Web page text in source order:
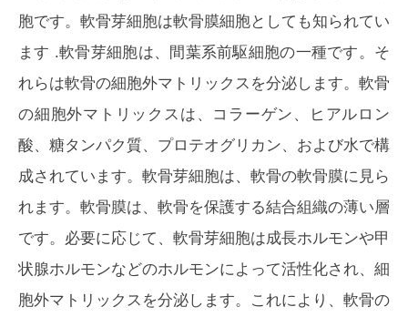
胞です。軟骨芽細胞は軟骨膜細胞としても知られてい
ます .軟骨芽細胞は、間葉系前駆細胞の一種です。そ
れらは軟骨の細胞外マトリックスを分泌します。軟骨
の細胞外マトリックスは、コラーゲン、ヒアルロン
酸、糖タンパク質、プロテオグリカン、および水で構
成されています。軟骨芽細胞は、軟骨の軟骨膜に見ら
れます。軟骨膜は、軟骨を保護する結合組織の薄い層
です。必要に応じて、軟骨芽細胞は成長ホルモンや甲
状腺ホルモンなどのホルモンによって活性化され、細
胞外マトリックスを分泌します。これにより、軟骨の